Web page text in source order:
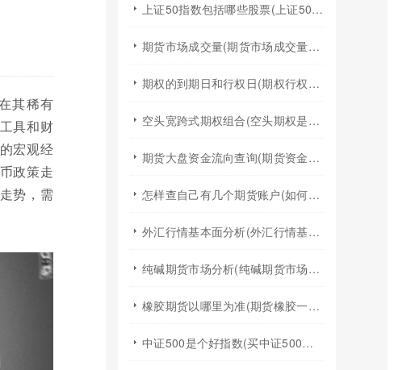
其稀有
具和财
宏观经
政策走
势，需
上证50指数包括哪些股票(上证50指数包含哪些股票)
期货市场成交量(期货市场成交量萎缩)
期权的到期日和行权日(期权行权日到期虚值期权都将清零)
空头宽跨式期权组合(空头期权是什么意思)
期货大盘资金流向查询(期货资金流向查询)
怎样查自己有几个期货账户(如何查询自己有几个证券期货账户)
外汇行情基本面分析(外汇行情基本面分析实验报告)
纯碱期货市场分析(纯碱期货市场分析图)
橡胶期货以哪里为准(期货橡胶一手手续费)
中证500是个好指数(买中证500指数基金)